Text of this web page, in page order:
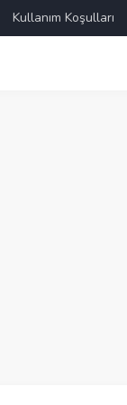
Kullanım Koşulları